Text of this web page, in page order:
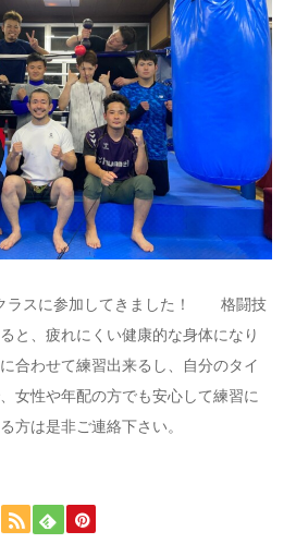
ラスに参加してきました！ 格闘技
と、疲れにくい健康的な身体になり
合わせて練習出来るし、自分のタイ
女性や年配の方でも安心して練習に
は是非ご連絡下さい。